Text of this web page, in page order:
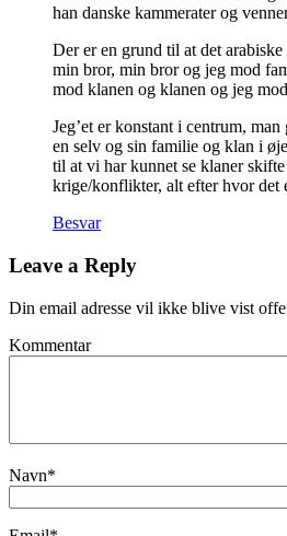
han danske kammerater og
Der er en grund til at det
min bror, min bror og jeg mod
mod klanen og klanen og jeg
Jeg’et er konstant i centrum,
en selv og sin familie og klan i
til at vi har kunnet se klaner
krige/konflikter, alt efter hvor det
Besvar
Leave a Reply
Din email adresse vil ikke blive vist
Kommentar
Navn*